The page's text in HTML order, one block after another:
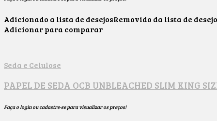
Adicionado a lista de desejosRemovido da lista de
Adicionar para comparar
Seda e Celulose
PAPEL DE SEDA OCB UNBLEACHED SLIM KING
Faça o login ou cadastre-se para visualizar os preços!